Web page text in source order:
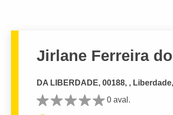
Jirlane Ferreira
DA LIBERDADE, 00188, ,
0 aval.